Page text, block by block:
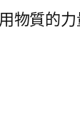
物質的